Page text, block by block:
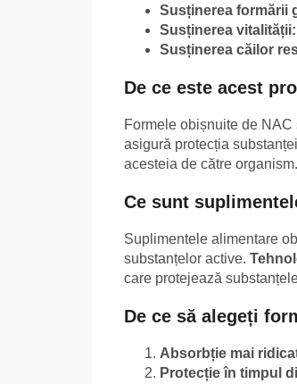
Susținerea formării
Susținerea vitalității:
Susținerea căilor
De ce este acest
Formele obișnuite de
asigură protecția
acesteia de către organism.
Ce sunt
Suplimentele alimentare
substanțelor active.
care protejează
De ce să alegeți
Absorbție mai
Protecție în timpul